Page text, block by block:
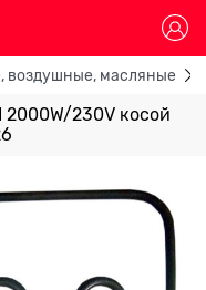
воздушные, масляные
2000W/230V косой